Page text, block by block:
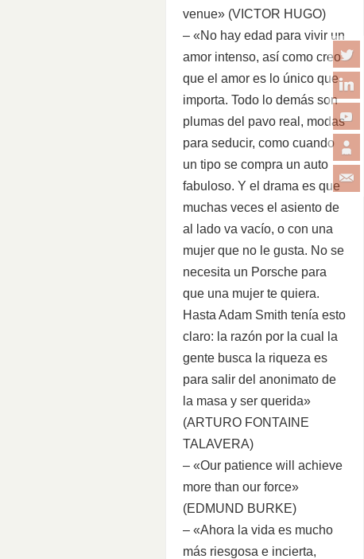
venue» (VICTOR HUGO)
– «No hay edad para vivir un
amor intenso, así como creo
que el amor es lo único que
importa. Todo lo demás son
plumas del pavo real, modas
para seducir, como cuando
un tipo se compra un auto
fabuloso. Y el drama es que
muchas veces el asiento de
al lado va vacío, o con una
mujer que no le gusta. No se
necesita un Porsche para
que una mujer te quiera.
Hasta Adam Smith tenía esto
claro: la razón por la cual la
gente busca la riqueza es
para salir del anonimato de
la masa y ser querida»
(ARTURO FONTAINE
TALAVERA)
– «Our patience will achieve
more than our force»
(EDMUND BURKE)
– «Ahora la vida es mucho
más riesgosa e incierta,